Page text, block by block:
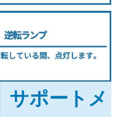
サポートメ